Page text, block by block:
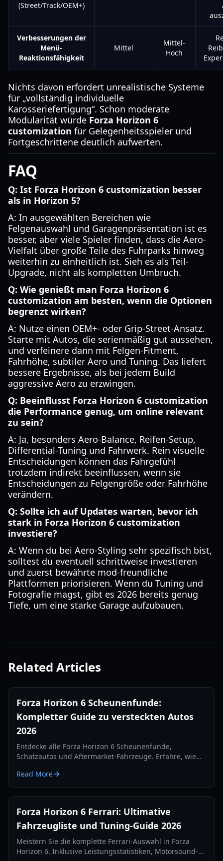
(Street/Track/OEM+)
Verbesserungen der
Menü-
Reaktionsfähigkeit
Mittel
Mittel-
Hoch
Nichts davon erfordert unrealistische Systeme
für „vollständig individuelle
Karosseriefertigung“. Schon moderate
Modularität würde Forza Horizon 6
customization für Gelegenheitsspieler und
Fortgeschrittene deutlich aufwerten.
FAQ
Q: Ist Forza Horizon 6 customization besser
als in Horizon 5?
A: In ausgewählten Bereichen wie
Felgenauswahl und Garagenpräsentation ist es
besser, aber viele Spieler finden, dass die Aero-
Vielfalt über große Teile des Fuhrparks hinweg
weiterhin zu einheitlich ist. Sieh es als Teil-
Upgrade, nicht als kompletten Umbruch.
Q: Wie genießt man Forza Horizon 6
customization am besten, wenn die Optionen
begrenzt wirken?
A: Nutze einen OEM+- oder Grip-Street-Ansatz.
Starte mit Autos, die serienmäßig gut aussehen,
und verfeinere dann mit Felgen-Fitment,
Fahrhöhe, subtiler Aero und Tuning. Das liefert
bessere Ergebnisse, als bei jedem Build
aggressive Aero zu erzwingen.
Q: Beeinflusst Forza Horizon 6 customization
die Performance genug, um online relevant
zu sein?
A: Ja, besonders Aero-Balance, Reifen-Setup,
Differential-Tuning und Fahrwerk. Rein visuelle
Entscheidungen können das Fahrgefühl
trotzdem indirekt beeinflussen, wenn sie
Entscheidungen zu Felgengröße oder Fahrhöhe
verändern.
Q: Sollte ich auf Updates warten, bevor ich
stark in Forza Horizon 6 customization
investiere?
A: Wenn du bei Aero-Styling sehr spezifisch bist,
solltest du eventuell schrittweise investieren
und zuerst bewährte mod-freundliche
Plattformen priorisieren. Wenn du Tuning und
Fotografie magst, gibt es 2026 bereits genug
Tiefe, um eine starke Garage aufzubauen.
Related Articles
Forza Horizon 6 Scheunenfunde:
Kompletter Guide zu versteckten Autos
2026
Entdecke alle Forza Horizon 6 Scheunenfunde,
Schatzautos und Aftermarket-Fahrzeuge. Erfahre, wie
restaurierst und anpasst.
Read More
Forza Horizon 6 Ferrari: Ultimative
Fahrzeugliste und Tuning-Guide 2026
Meistern Sie die komplette Ferrari-Auswahl in Forza
Horizon 6. Inklusive Leistungsstatistiken, Motorsound-